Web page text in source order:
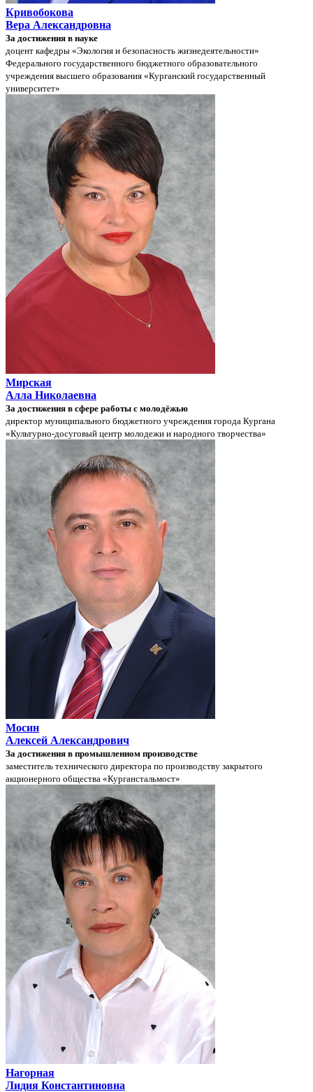
Кривобокова
Вера Александровна
За достижения в науке
доцент кафедры «Экология и безопасность жизнедеятельности»
Федерального государственного бюджетного образовательного
учреждения высшего образования «Курганский государственный
университет»
Мирская
Алла Николаевна
За достижения в сфере работы с молодёжью
директор муниципального бюджетного учреждения города Кургана
«Культурно-досуговый центр молодежи и народного творчества»
Мосин
Алексей Александрович
За достижения в промышленном производстве
заместитель технического директора по производству закрытого
акционерного общества «Курганстальмост»
Нагорная
Лидия Константиновна